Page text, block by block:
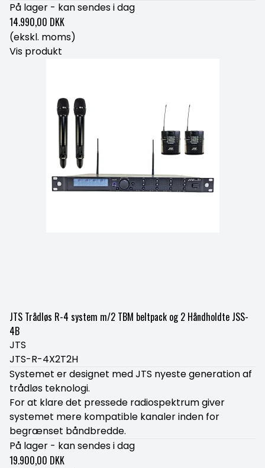
På lager - kan sendes i dag
14.990,00 DKK
(ekskl. moms)
Vis produkt
JTS Trådløs R-4 system m/2 TBM beltpack og 2 Håndholdte JSS-
4B
JTS
JTS-R-4X2T2H
Systemet er designet med JTS nyeste generation af
trådløs teknologi.
For at klare det pressede radiospektrum giver
systemet mere kompatible kanaler inden for
begrænset båndbredde.
På lager - kan sendes i dag
19.900,00 DKK